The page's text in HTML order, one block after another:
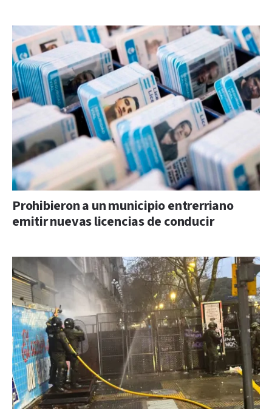
Prohibieron a un municipio entrerriano
emitir nuevas licencias de conducir